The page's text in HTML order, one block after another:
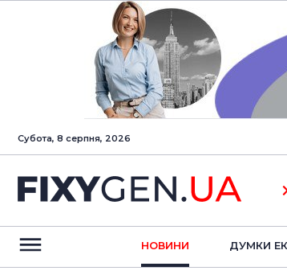
Субота, 8 серпня, 2026
НОВИНИ ДУМКИ